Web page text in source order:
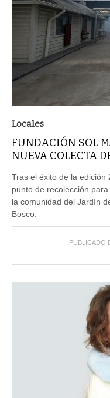
Locales
FUNDACIÓN SOL
NUEVA COLECTA
Tras el éxito de la edición
punto de recolección
la comunidad del Jardín
Bosco.
PUBLICADO